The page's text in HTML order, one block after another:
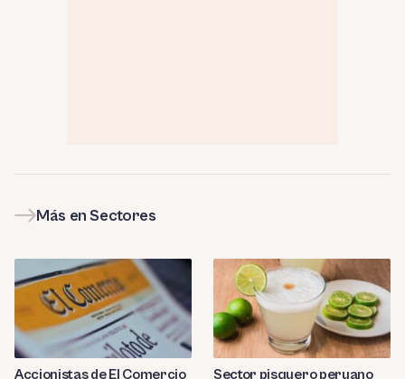
Más en Sectores
Accionistas de El Comercio
Sector pisquero peruano